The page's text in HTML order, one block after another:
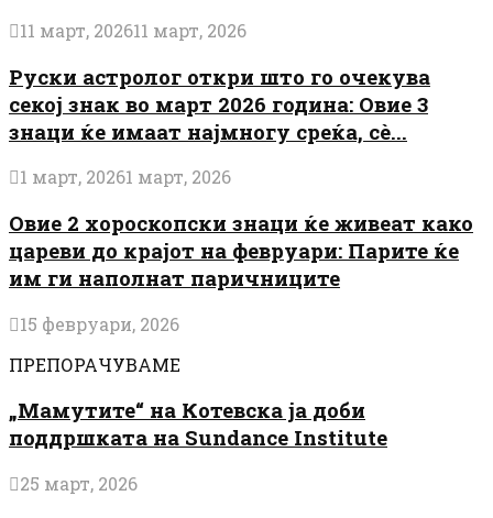
11 март, 202611 март, 2026
Руски астролог откри што го очекува
секој знак во март 2026 година: Овие 3
знаци ќе имаат најмногу среќа, сè...
1 март, 20261 март, 2026
Овие 2 хороскопски знаци ќе живеат како
цареви до крајот на февруари: Парите ќе
им ги наполнат паричниците
15 февруари, 2026
ПРЕПОРАЧУВАМЕ
„Мамутите“ на Котевска ја доби
поддршката на Sundance Institute
25 март, 2026